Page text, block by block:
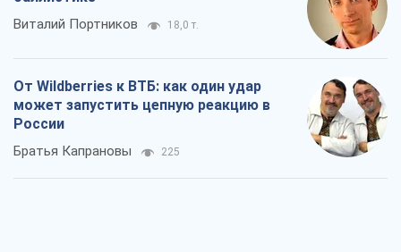
Виталий Портников 18,0 т.
От Wildberries к ВТБ: как один удар
может запустить цепную реакцию в
России
Братья Капрановы 225